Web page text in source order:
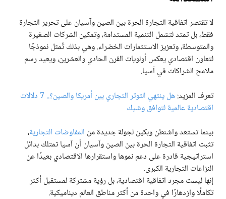
لا تقتصر اتفاقية التجارة الحرة بين الصين وآسيان على تحرير التجارة
فقط، بل تمتد لتشمل التنمية المستدامة، وتمكين الشركات الصغيرة
والمتوسطة، وتعزيز الاستثمارات الخضراء. وهي بذلك تُمثل نموذجًا
لتعاون اقتصادي يعكس أولويات القرن الحادي والعشرين، ويعيد رسم
ملامح الشراكات في آسيا.
تعرف المزيد:
هل ينتهي التوتر التجاري بين أمريكا والصين؟.. 7 دلالات
اقتصادية عالمية لتوافق وشيك
بينما تستعد واشنطن وبكين لجولة جديدة من المفاوضات التجارية،
تثبت اتفاقية التجارة الحرة بين الصين وآسيان أن آسيا تمتلك بدائل
استراتيجية قادرة على دعم نموها واستقرارها الاقتصادي بعيدًا عن
النزاعات التجارية الكبرى.
إنها ليست مجرد اتفاقية اقتصادية، بل رؤية مشتركة لمستقبل أكثر
تكاملًا وازدهارًا في واحدة من أكثر مناطق العالم ديناميكية.